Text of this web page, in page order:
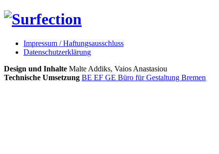
Impressum / Haftungsausschluss
Datenschutzerklärung
Design und Inhalte Malte Addiks, Vaios Anastasiou
Technische Umsetzung BE EF GE Büro für Gestaltung Bremen